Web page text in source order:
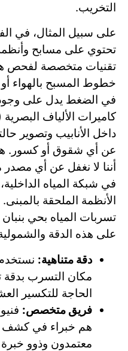
التخريب.
على سبيل المثال، في
تحتوي على مسابح
تقنيات متخصصة لفحص
خطوط المسبح بالهواء
في الضغط يدل على
داخل الأنابيب وتصوير
عن أي شقوق أو كسور.
أننا لا نغفل عن أي
في شبكة المياه
الأنظمة الملحقة
تسربات المياه بحي
على هذه الدقة
دقة متناهية:
الحاجة للتكسير
فريق متخصص:
هم خبراء في كشف
معتمدون وذوو